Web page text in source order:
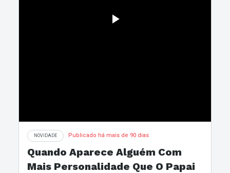
NOVIDADE Publicado há mais de 90 dias
Quando Aparece Alguém Com
Mais Personalidade Que O Papai